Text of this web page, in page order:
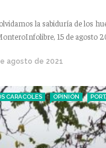
la sabiduría de los
15 de agosto
agosto de 2021
CARACOLES OPINIÓN